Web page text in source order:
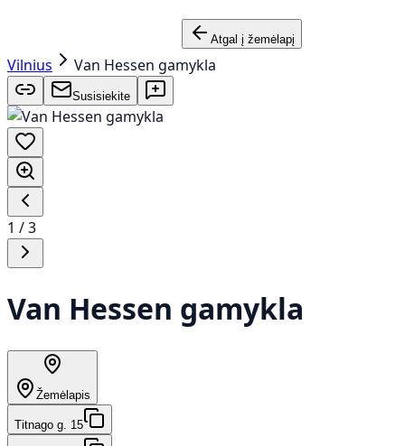
Atgal į žemėlapį
Vilnius Van Hessen gamykla
Susisiekite
1 /3
Van Hessen gamykla
Žemėlapis
Titnago g. 15